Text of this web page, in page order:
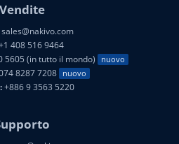
Vendite
408 516 9464
5605 (in tutto il mondo) nuovo
8287 7208 nuovo
+886 9 3563 5220